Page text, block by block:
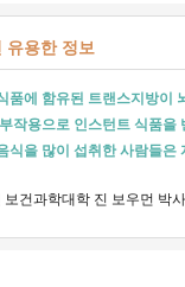
유용한 정보
품에 함유된 트랜스지방이
작용으로 인스턴트 식품을
식을 많이 섭취한 사람들
보건과학대학 진 보우먼 박